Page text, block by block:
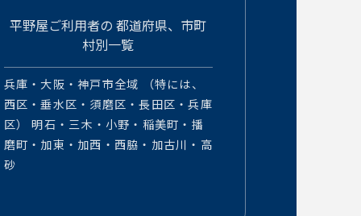
平野屋ご利用者の 都道府県、市町
村別一覧
兵庫・大阪・神戸市全域 （特には、
西区・垂水区・須磨区・長田区・兵庫
区） 明石・三木・小野・稲美町・播
磨町・加東・加西・西脇・加古川・高
砂